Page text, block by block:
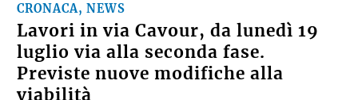
CRONACA, NEWS
Lavori in via Cavour, da lunedì 19
luglio via alla seconda fase.
Previste nuove modifiche alla